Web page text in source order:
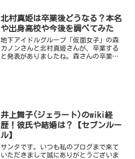
北村真姫は卒業後どうなる？本名
や出身高校や今後を調べてみた
地下アイドルグループ「仮面女子」の森
カノンさんと北村真姫さんが、卒業する
と発表がありましたね。森さんの卒業理
井上舞子(ジェラート)のwiki経
歴！彼氏や結婚は？【セブンルー
ル】
サンタです。いつも私のブログまで来て
いただきまして誠にありがとうございま